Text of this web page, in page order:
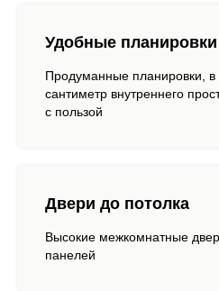
Удобные планировки
Продуманные планировки, в
сантиметр внутреннего
с пользой
Двери до потолка
Высокие межкомнатные
панелей